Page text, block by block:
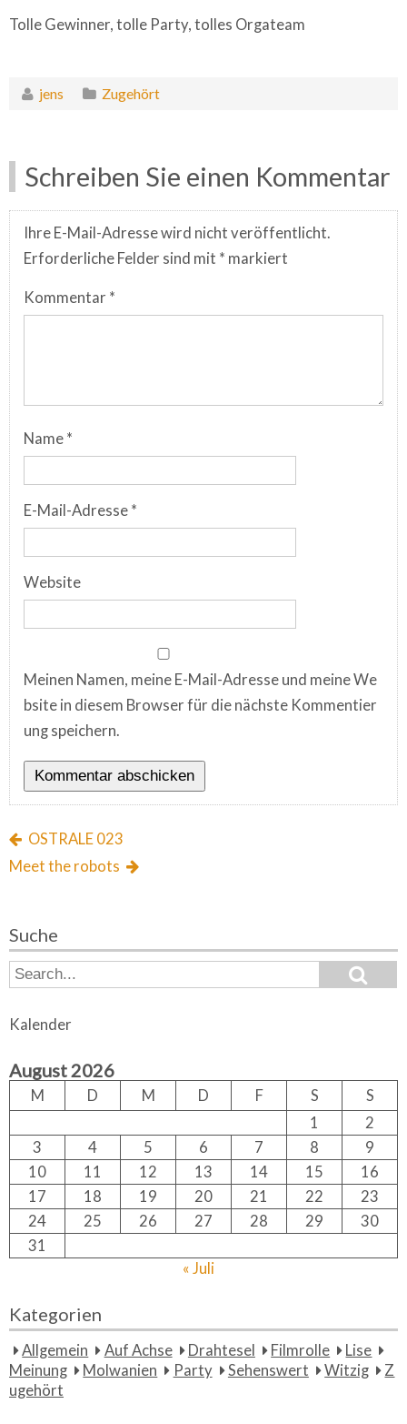
Tolle Gewinner, tolle Party, tolles Orgateam
jens Zugehört
Schreiben Sie einen Kommentar
Ihre E-Mail-Adresse wird nicht veröffentlicht.
Erforderliche Felder sind mit * markiert
Kommentar *
Name *
E-Mail-Adresse *
Website
Meinen Namen, meine E-Mail-Adresse und meine We
bsite in diesem Browser für die nächste Kommentier
ung speichern.
OSTRALE 023
Meet the robots
Suche
S
e
r
h
o
r:
e
Kalender
August 2026
M D M D F S
S
1
2
3
4 5 6 7 8
9
10
11 12 13 14 15
16
17
18 19 20 21 22
23
24
25 26 27 28 29
30
31
« Juli
Kategorien
Allgemein Auf Achse Drahtesel Filmrolle
Lise
Meinung
Molwanien Party Sehenswert Witzig
Z
ugehört